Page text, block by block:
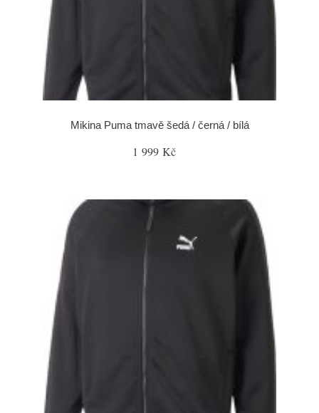
Mikina Puma tmavě šedá / černá / bílá
1 999 Kč